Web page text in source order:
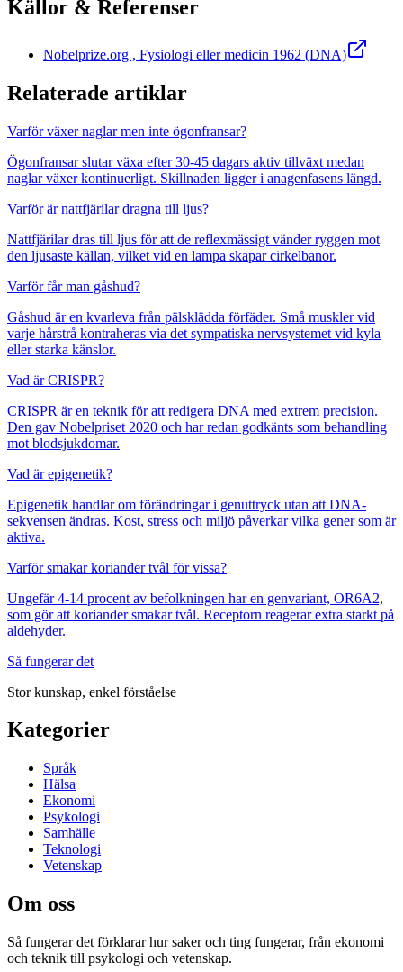
Källor & Referenser
Nobelprize.org , Fysiologi eller medicin 1962 (DNA)
Relaterade artiklar
Varför växer naglar men inte ögonfransar?
Ögonfransar slutar växa efter 30-45 dagars aktiv tillväxt medan
naglar växer kontinuerligt. Skillnaden ligger i anagenfasens längd.
Varför är nattfjärilar dragna till ljus?
Nattfjärilar dras till ljus för att de reflexmässigt vänder ryggen mot
den ljusaste källan, vilket vid en lampa skapar cirkelbanor.
Varför får man gåshud?
Gåshud är en kvarleva från pälsklädda förfäder. Små muskler vid
varje hårstrå kontraheras via det sympatiska nervsystemet vid kyla
eller starka känslor.
Vad är CRISPR?
CRISPR är en teknik för att redigera DNA med extrem precision.
Den gav Nobelpriset 2020 och har redan godkänts som behandling
mot blodsjukdomar.
Vad är epigenetik?
Epigenetik handlar om förändringar i genuttryck utan att DNA-
sekvensen ändras. Kost, stress och miljö påverkar vilka gener som är
aktiva.
Varför smakar koriander tvål för vissa?
Ungefär 4-14 procent av befolkningen har en genvariant, OR6A2,
som gör att koriander smakar tvål. Receptorn reagerar extra starkt på
aldehyder.
Så fungerar det
Stor kunskap, enkel förståelse
Kategorier
Språk
Hälsa
Ekonomi
Psykologi
Samhälle
Teknologi
Vetenskap
Om oss
Så fungerar det förklarar hur saker och ting fungerar, från ekonomi
och teknik till psykologi och vetenskap.